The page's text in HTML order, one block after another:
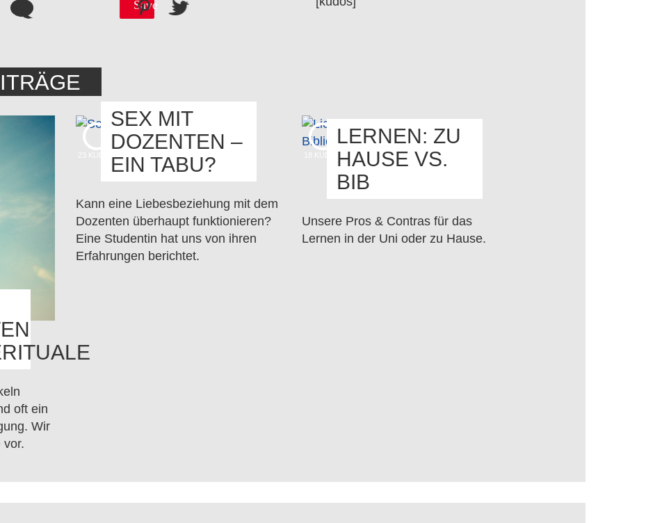
Save
oft ein
Wir
vor.
KUDOS
SEX MIT
DOZENTEN –
EIN TABU?
Kann eine Liebesbeziehung mit dem
Dozenten überhaupt funktionieren?
Eine Studentin hat uns von ihren
Erfahrungen berichtet.
KUDOS
LERNEN: ZU
HAUSE VS.
BIB
Unsere Pros & Contras für das
Lernen in der Uni oder zu Hause.